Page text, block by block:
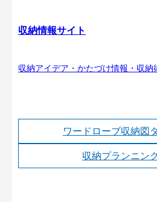
収納情報サイト
収納アイデア・かたづけ情報・収納
ワードローブ収納図
収納プランニン